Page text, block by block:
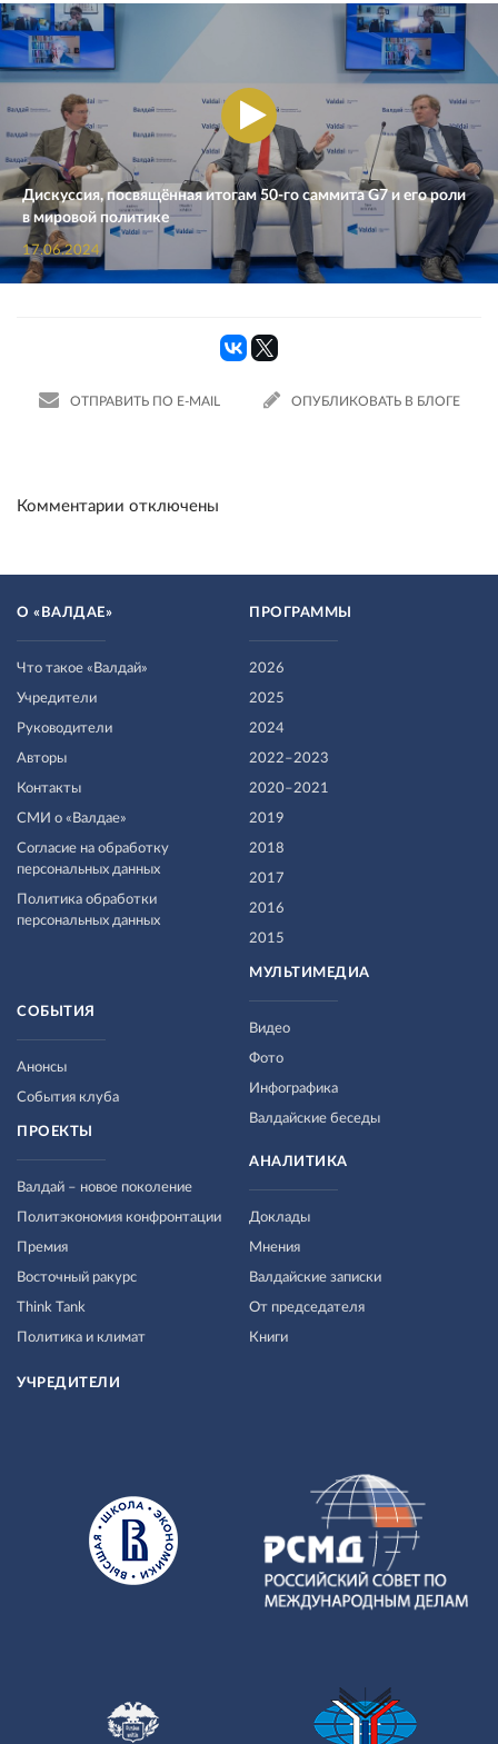
Дискуссия, посвящённая итогам 50-го саммита G7 и его роли
в мировой политике
17.06.2024
ОТПРАВИТЬ ПО E-MAIL ОПУБЛИКОВАТЬ В БЛОГЕ
Комментарии отключены
О «ВАЛДАЕ»
Что такое «Валдай»
Учредители
Руководители
Авторы
Контакты
СМИ о «Валдае»
Согласие на обработку
персональных данных
Политика обработки
персональных данных
ПРОГРАММЫ
2026
2025
2024
2022–2023
2020–2021
2019
2018
2017
2016
2015
МУЛЬТИМЕДИА
Видео
Фото
Инфографика
Валдайские беседы
СОБЫТИЯ
Анонсы
События клуба
ПРОЕКТЫ
Валдай – новое поколение
Политэкономия конфронтации
Премия
Восточный ракурс
Think Tank
Политика и климат
АНАЛИТИКА
Доклады
Мнения
Валдайские записки
От председателя
Книги
УЧРЕДИТЕЛИ